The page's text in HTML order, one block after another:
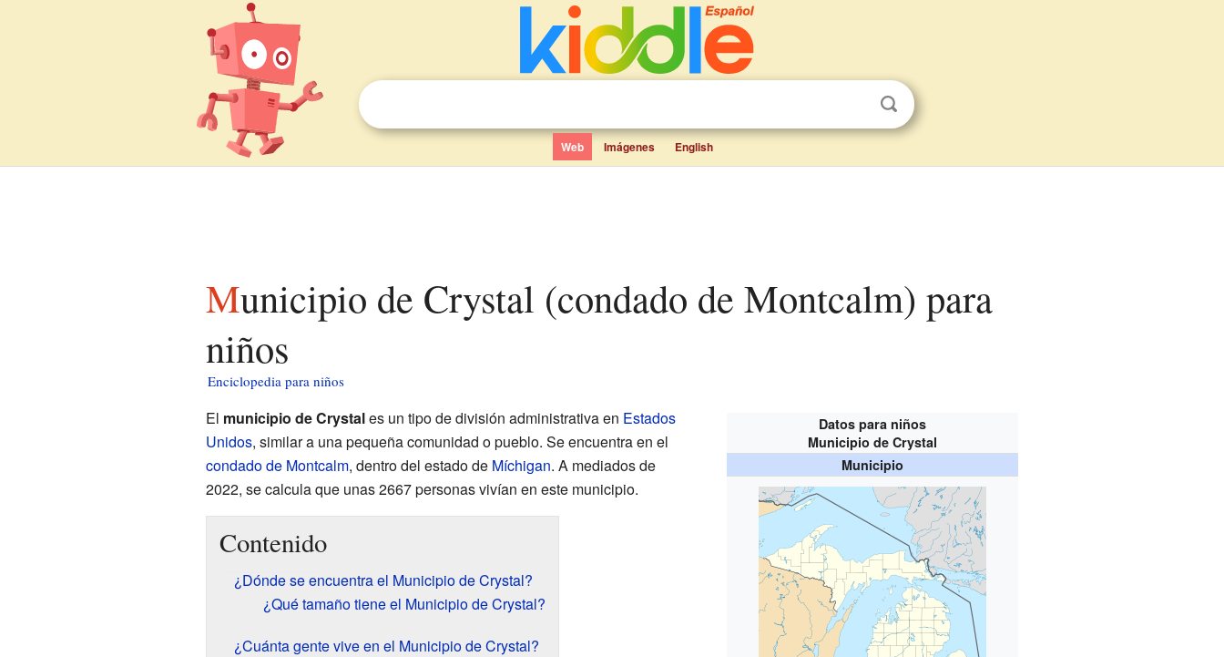
Web Imágenes English
Municipio de Crystal (condado de Montcalm) para
niños
Enciclopedia para niños
Datos para niños
Municipio de Crystal
Municipio
El municipio de Crystales un tipo de división administrativa en Estados
Unidos, similar a una pequeña comunidad o pueblo. Se encuentra en el
condado de Montcalm, dentro del estado de Míchigan. A mediados de
2022, se calcula que unas 2667 personas vivían en este municipio.
Contenido
¿Dónde se encuentra el Municipio de Crystal?
¿Qué tamaño tiene el Municipio de Crystal?
¿Cuánta gente vive en el Municipio de Crystal?